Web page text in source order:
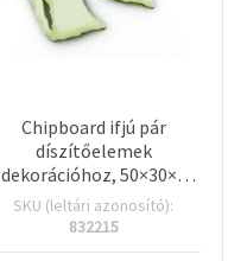
Chipboard ifjú pár
díszítőelemek
dekorációhoz, 50×30×1
mm – 2 db
SKU (leltári azonosító):
832215